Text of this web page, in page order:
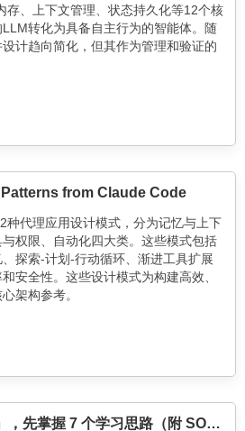
存、上下文管理、状态持久化等12个核
转化为具备自主行为的智能体。随
计趋向简化，但其作为管理和验证的
from Claude Code
种代理应用设计模式，分为记忆与上下
权限、自动化四大类。这些模式包括
探索-计划-行动循环、渐进工具扩展
安全性。这些设计模式为构建高效、
架构参考。
拿到「热门开源代码」，先掌握 7 个学习思路（附 SOLO 实战）